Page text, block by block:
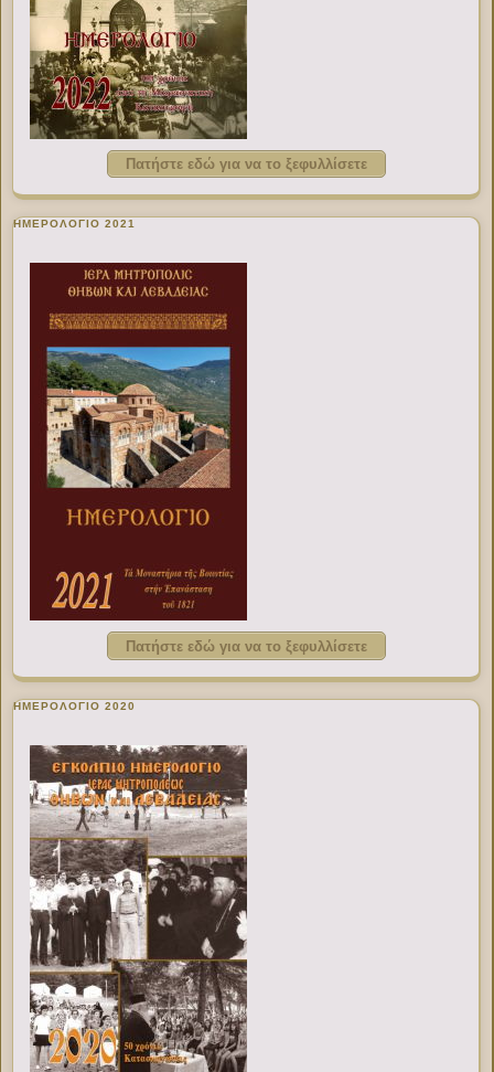
Πατήστε εδώ για να το ξεφυλλίσετε
ΗΜΕΡΟΛΟΓΙΟ 2021
Πατήστε εδώ για να το ξεφυλλίσετε
ΗΜΕΡΟΛΟΓΙΟ 2020